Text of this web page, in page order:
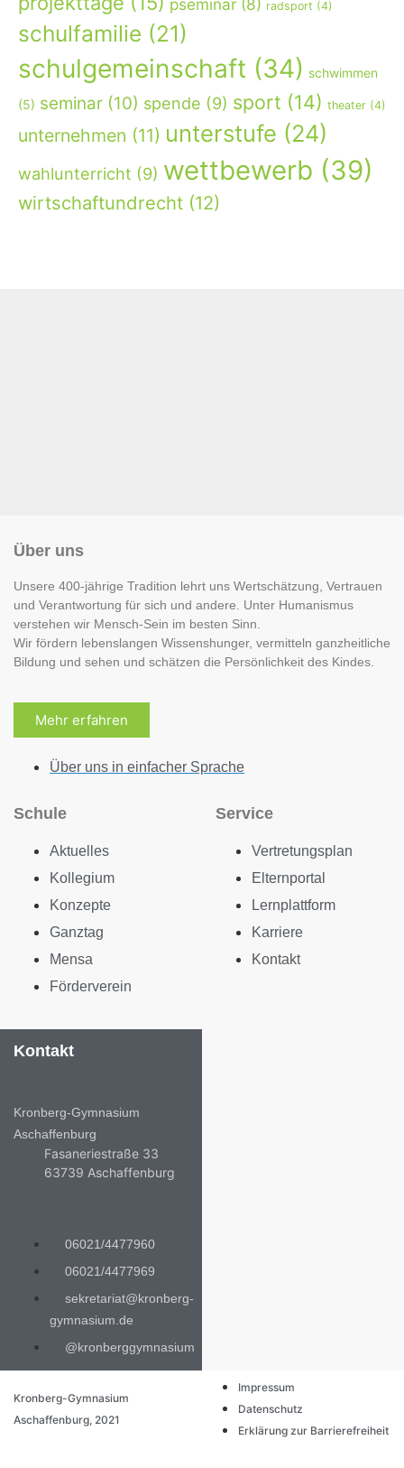
pseminar (8) radsport (4)
schulfamilie (21)
schulgemeinschaft (34) schwimmen
(5) seminar (10) spende (9) sport (14) theater (4)
unternehmen (11) unterstufe (24)
wahlunterricht (9) wettbewerb (39)
wirtschaftundrecht (12)
Über uns
Unsere 400-jährige Tradition lehrt uns Wertschätzung, Vertrauen
und Verantwortung für sich und andere. Unter Humanismus
verstehen wir Mensch-Sein im besten Sinn.
Wir fördern lebenslangen Wissenshunger, vermitteln ganzheitliche
Bildung und sehen und schätzen die Persönlichkeit des Kindes.
Mehr erfahren
Über uns in einfacher Sprache
Schule
Aktuelles
Kollegium
Konzepte
Ganztag
Mensa
Förderverein
Service
Vertretungsplan
Elternportal
Lernplattform
Karriere
Kontakt
Kontakt
Kronberg-Gymnasium
Aschaffenburg
Fasaneriestraße 33
63739 Aschaffenburg
06021/4477960
06021/4477969
sekretariat@kronberg-
gymnasium.de
@kronberggymnasium
Kronberg-Gymnasium
Aschaffenburg, 2021
Impressum
Datenschutz
Erklärung zur Barrierefreiheit